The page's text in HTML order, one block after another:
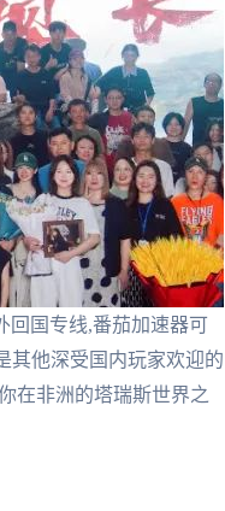
回国专线,番茄加速器可
其他深受国内玩家欢迎的
在非洲的塔瑞斯世界之